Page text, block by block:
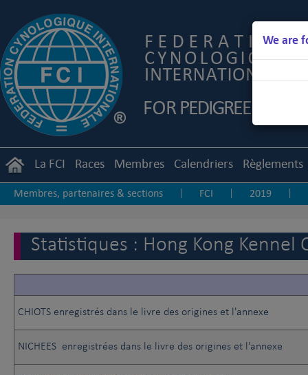
We are
La FCI Races Membres Calendriers Règlements
Membres, partenaires & sections FCI 2019
Statistiques : Hong Kong Kennel
CHIOTS enregistrés dans le livre des origines et l'annexe
NICHEES enregistrées dans le livre des origines et l'annexe